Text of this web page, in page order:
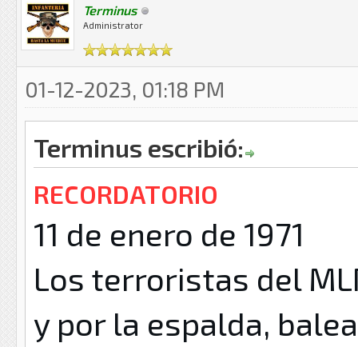
Terminus
Administrator
01-12-2023, 01:18 PM
Terminus escribió:
RECORDATORIO
11 de enero de 1971
Los terroristas del
y por la espalda,